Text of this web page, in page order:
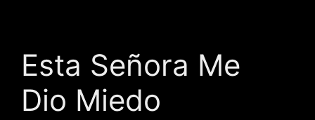
Esta Señora Me
Dio Miedo